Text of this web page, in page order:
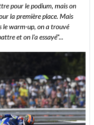
pour le podium, mais on
la première place. Mais
le warm-up, on a trouvé
et on l'a essayé"...